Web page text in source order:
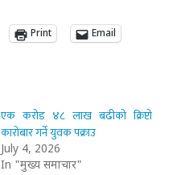
Print Email
एक करोड ४८ लाख बढीको क्रिप्टो
कारोबार गर्ने युवक पक्राउ
July 4, 2026
In "मुख्य समाचार"